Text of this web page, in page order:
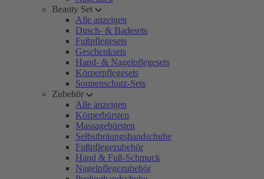
Beauty Set
Alle anzeigen
Dusch- & Badesets
Fußpflegesets
Geschenksets
Hand- & Nagelpflegesets
Körperpflegesets
Sonnenschutz-Sets
Zubehör
Alle anzeigen
Körperbürsten
Massagebürsten
Selbstbräungshandschuhe
Fußpflegezubehör
Hand & Fuß-Schmuck
Nagelpflegezubehör